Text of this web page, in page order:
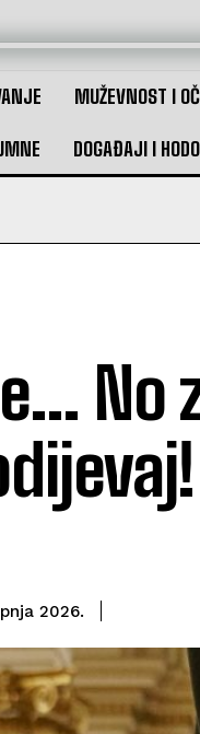
MUŽEVNOST I
DOGAĐAJI I
No
2026.